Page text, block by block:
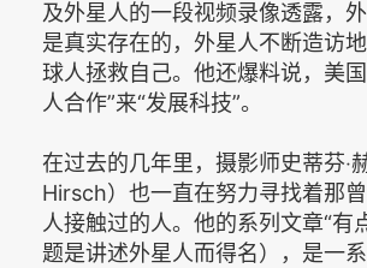
及外星人的一段视频录像透露，
是真实存在的，外星人不断造访
球人拯救自己。他还爆料说，美
人合作”来“发展科技”。
在过去的几年里，摄影师史蒂芬‧
Hirsch）也一直在努力寻找着那
人接触过的人。他的系列文章“有
题是讲述外星人而得名），是一